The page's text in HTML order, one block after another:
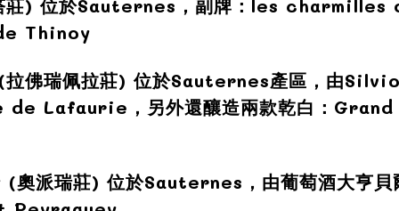
莊) 位於Sauternes，副牌：les
Thinoy
拉佛瑞佩拉莊) 位於Sauternes產區，由
de Lafaurie，另外還釀造兩款乾白：
(奧派瑞莊) 位於Sauternes，由葡萄酒大亨